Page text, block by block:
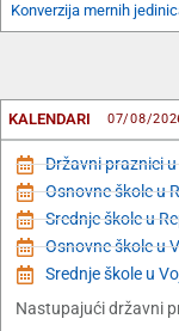
Konverzija mernih
KALENDARI 07/08/
Državni praznici
Osnovne škole u
Srednje škole u
Osnovne škole u
Srednje škole u
Nastupajući državni